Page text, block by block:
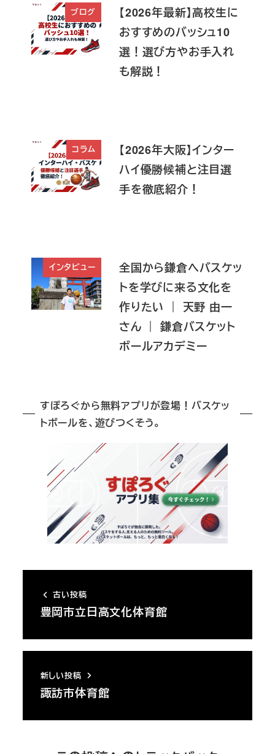
ブログ
【2026年最新】高校生に
おすすめのバッシュ10
選！選び方やお手入れ
も解説！
コラム
【2026年大阪】インター
ハイ優勝候補と注目選
手を徹底紹介！
インタビュー
全国から鎌倉へバスケッ
トを学びに来る文化を
作りたい ｜ 天野 由一
さん ｜ 鎌倉バスケット
ボールアカデミー
すぽろぐから無料アプリが登場！バスケッ
トボールを、遊びつくそう。
古い投稿
豊岡市立日高文化体育館
新しい投稿
諏訪市体育館